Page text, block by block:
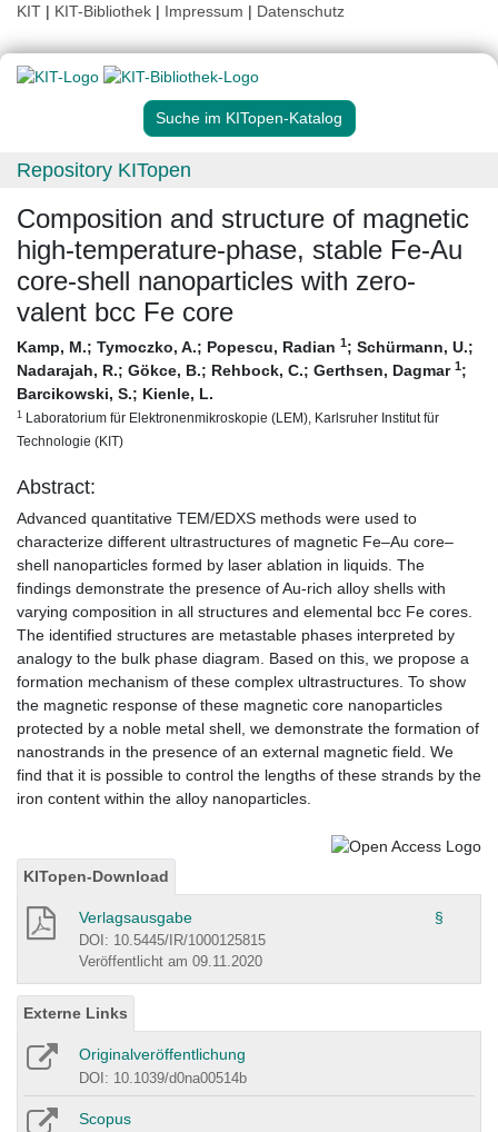
KIT | KIT-Bibliothek | Impressum | Datenschutz
Suche im KITopen-Katalog
Repository KITopen
Composition and structure of magnetic
high-temperature-phase, stable Fe-Au
core-shell nanoparticles with zero-
valent bcc Fe core
Kamp, M.; Tymoczko, A.; Popescu, Radian 1; Schürmann, U.;
Nadarajah, R.; Gökce, B.; Rehbock, C.; Gerthsen, Dagmar 1;
Barcikowski, S.; Kienle, L.
1 Laboratorium für Elektronenmikroskopie (LEM), Karlsruher Institut für
Technologie (KIT)
Abstract:
Advanced quantitative TEM/EDXS methods were used to
characterize different ultrastructures of magnetic Fe–Au core–
shell nanoparticles formed by laser ablation in liquids. The
findings demonstrate the presence of Au-rich alloy shells with
varying composition in all structures and elemental bcc Fe cores.
The identified structures are metastable phases interpreted by
analogy to the bulk phase diagram. Based on this, we propose a
formation mechanism of these complex ultrastructures. To show
the magnetic response of these magnetic core nanoparticles
protected by a noble metal shell, we demonstrate the formation of
nanostrands in the presence of an external magnetic field. We
find that it is possible to control the lengths of these strands by the
iron content within the alloy nanoparticles.
KITopen-Download
Verlagsausgabe §
DOI: 10.5445/IR/1000125815
Veröffentlicht am 09.11.2020
Externe Links
Originalveröffentlichung
DOI: 10.1039/d0na00514b
Scopus